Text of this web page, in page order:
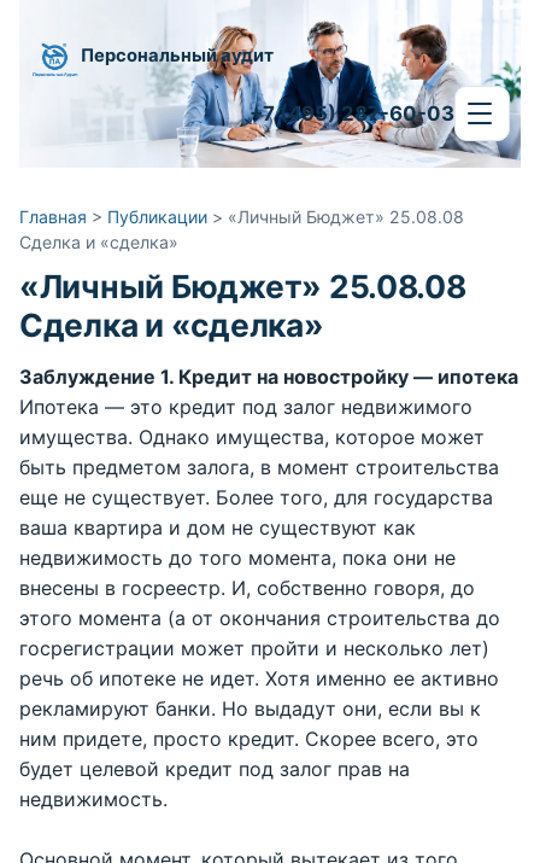
Персональный аудит
+7 (495) 287-60-03
Главная > Публикации > «Личный Бюджет» 25.08.08
Сделка и «сделка»
«Личный Бюджет» 25.08.08
Сделка и «сделка»
Заблуждение 1. Кредит на новостройку — ипотека
Ипотека — это кредит под залог недвижимого
имущества. Однако имущества, которое может
быть предметом залога, в момент строительства
еще не существует. Более того, для государства
ваша квартира и дом не существуют как
недвижимость до того момента, пока они не
внесены в госреестр. И, собственно говоря, до
этого момента (а от окончания строительства до
госрегистрации может пройти и несколько лет)
речь об ипотеке не идет. Хотя именно ее активно
рекламируют банки. Но выдадут они, если вы к
ним придете, просто кредит. Скорее всего, это
будет целевой кредит под залог прав на
недвижимость.